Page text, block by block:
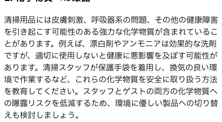
清掃用品には皮膚刺激、呼吸器系の問題、その他の健康障害
を引き起こす可能性のある強力な化学物質が含まれているこ
とがあります。例えば、漂白剤やアンモニアは効果的な洗剤
ですが、適切に使用しないと健康に悪影響を及ぼす可能性が
あります。清掃スタッフが保護手袋を着用し、換気の良い環
境で作業するなど、これらの化学物質を安全に取り扱う方法
を教育してください。スタッフとゲストの両方の化学物質へ
の曝露リスクを低減するため、環境に優しい製品への切り替
えも検討しましょう。